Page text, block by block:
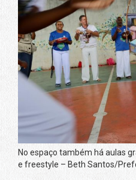
No espaço também há aulas
e freestyle – Beth Santos/